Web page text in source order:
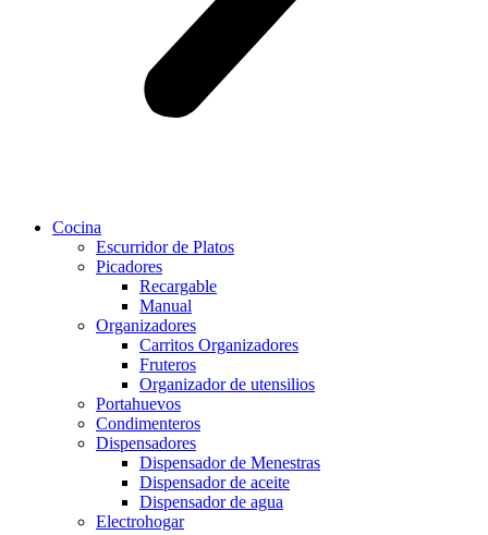
Cocina
Escurridor de Platos
Picadores
Recargable
Manual
Organizadores
Carritos Organizadores
Fruteros
Organizador de utensilios
Portahuevos
Condimenteros
Dispensadores
Dispensador de Menestras
Dispensador de aceite
Dispensador de agua
Electrohogar